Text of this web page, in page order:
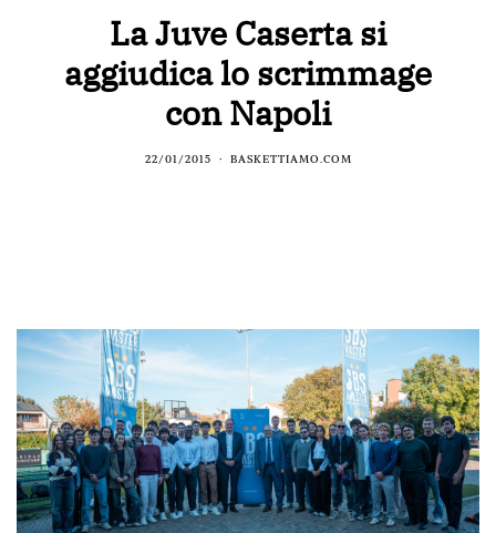
La Juve Caserta si
aggiudica lo scrimmage
con Napoli
22/01/2015 BASKETTIAMO.COM